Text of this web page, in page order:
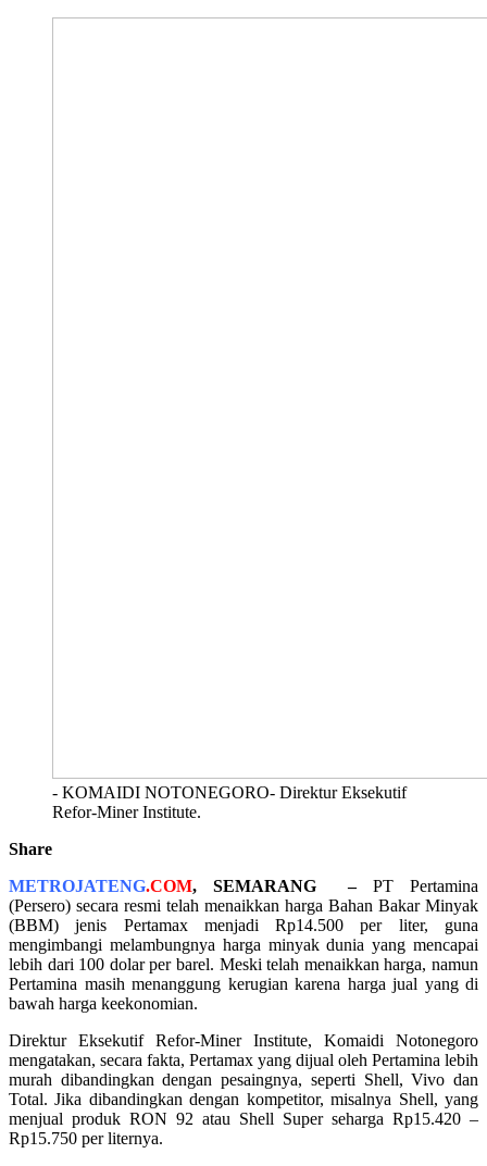
- KOMAIDI NOTONEGORO- Direktur Eksekutif
Refor-Miner Institute.
Share
METROJATENG.COM, SEMARANG–PT Pertamina
(Persero) secara resmi telah menaikkan harga Bahan Bakar Minyak
(BBM) jenis Pertamax menjadi Rp14.500 per liter, guna
mengimbangi melambungnya harga minyak dunia yang mencapai
lebih dari 100 dolar per barel. Meski telah menaikkan harga, namun
Pertamina masih menanggung kerugian karena harga jual yang di
bawah harga keekonomian.
Direktur Eksekutif Refor-Miner Institute, Komaidi Notonegoro
mengatakan, secara fakta, Pertamax yang dijual oleh Pertamina lebih
murah dibandingkan dengan pesaingnya, seperti Shell, Vivo dan
Total. Jika dibandingkan dengan kompetitor, misalnya Shell, yang
menjual produk RON 92 atau Shell Super seharga Rp15.420 –
Rp15.750 per liternya.